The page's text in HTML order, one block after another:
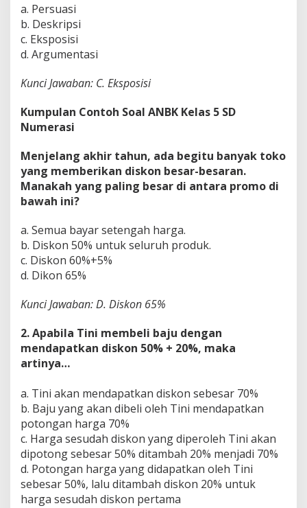
a. Persuasi
b. Deskripsi
c. Eksposisi
d. Argumentasi
Kunci Jawaban: C. Eksposisi
Kumpulan Contoh Soal ANBK Kelas 5 SD
Numerasi
Menjelang akhir tahun, ada begitu banyak toko
yang memberikan diskon besar-besaran.
Manakah yang paling besar di antara promo di
bawah ini?
a. Semua bayar setengah harga.
b. Diskon 50% untuk seluruh produk.
c. Diskon 60%+5%
d. Dikon 65%
Kunci Jawaban: D. Diskon 65%
2. Apabila Tini membeli baju dengan
mendapatkan diskon 50% + 20%, maka
artinya…
a. Tini akan mendapatkan diskon sebesar 70%
b. Baju yang akan dibeli oleh Tini mendapatkan
potongan harga 70%
c. Harga sesudah diskon yang diperoleh Tini akan
dipotong sebesar 50% ditambah 20% menjadi 70%
d. Potongan harga yang didapatkan oleh Tini
sebesar 50%, lalu ditambah diskon 20% untuk
harga sesudah diskon pertama